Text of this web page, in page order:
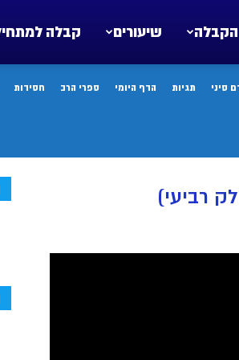
קבלה שיעורים
סיני תגיות הדף היומי ספרי הרב חסידות
רביעי)